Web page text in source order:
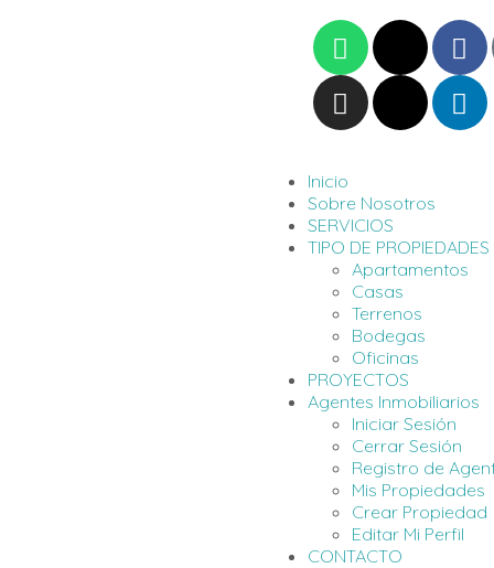
Inicio
Sobre Nosotros
SERVICIOS
TIPO DE PROPIEDADES
Apartamentos
Casas
Terrenos
Bodegas
Oficinas
PROYECTOS
Agentes Inmobiliarios
Iniciar Sesión
Cerrar Sesión
Registro de
Mis Propiedades
Crear Propiedad
Editar Mi Perfil
CONTACTO